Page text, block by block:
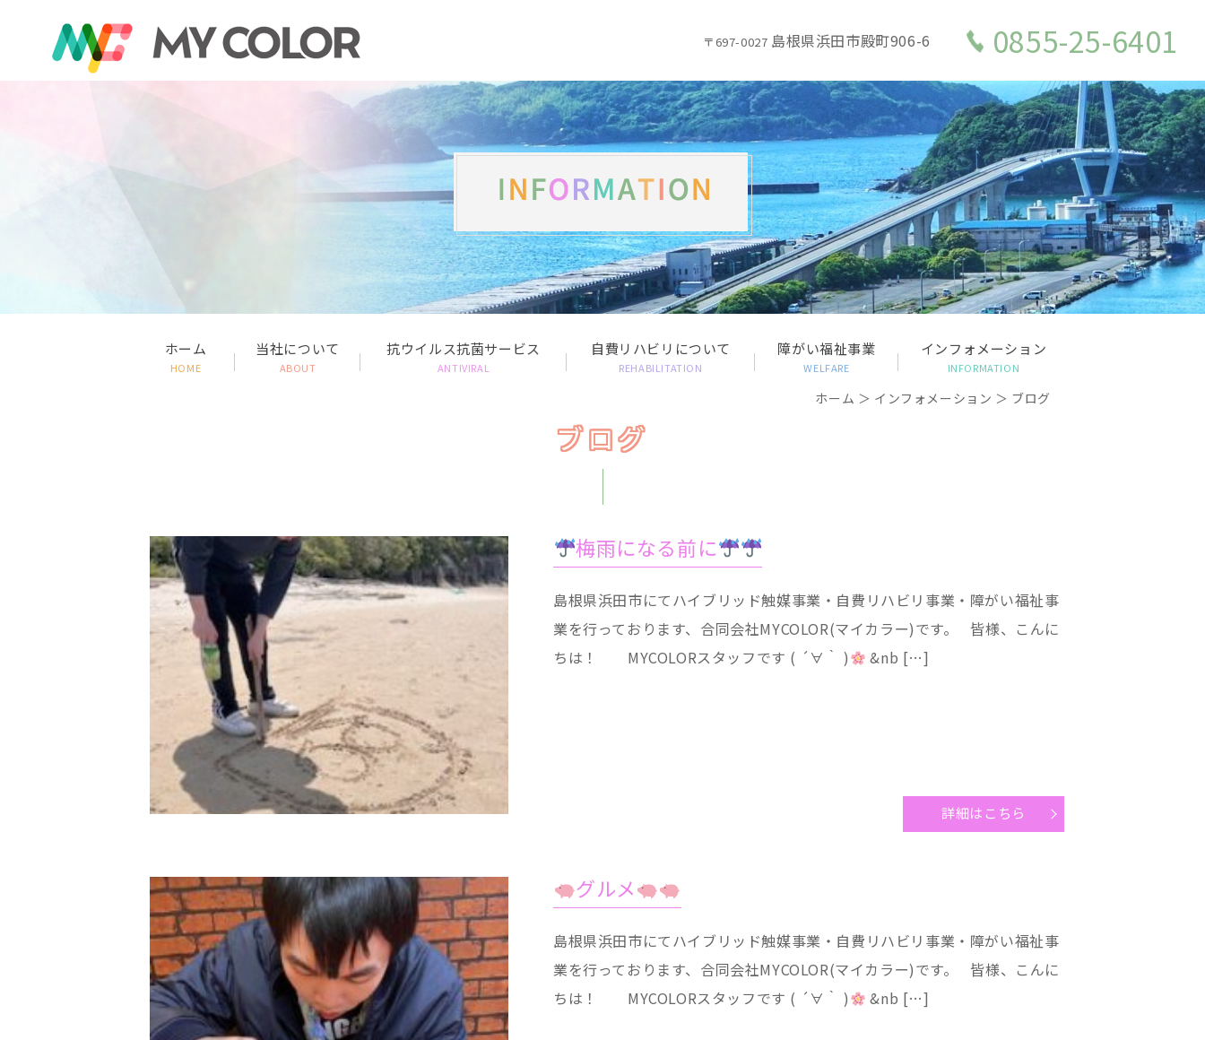
〒697-0027 島根県浜田市殿町906-6 0855-25-6401
ホーム
HOME
当社について
ABOUT
抗ウイルス抗菌サービス
ANTIVIRAL
自費リハビリについて
REHABILITATION
障がい福祉事業
WELFARE
インフォメーション
INFORMATION
ホーム ＞ インフォメーション ＞ ブログ
ブログ
梅雨になる前に
島根県浜田市にてハイブリッド触媒事業・自費リハビリ事業・障がい福祉事
業を行っております、合同会社MYCOLOR(マイカラー)です。 皆様、こんに
ちは！ MYCOLORスタッフです ( ´∀｀ )
&nb […]
詳細はこちら
グルメ
島根県浜田市にてハイブリッド触媒事業・自費リハビリ事業・障がい福祉事
業を行っております、合同会社MYCOLOR(マイカラー)です。 皆様、こんに
ちは！ MYCOLORスタッフです ( ´∀｀ )
&nb […]